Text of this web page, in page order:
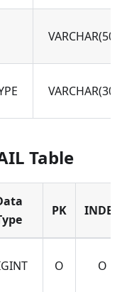
VARCHAR(50)
VARCHAR(30)
Table
PK INDEX
O O